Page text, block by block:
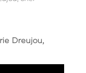
Dreujou,